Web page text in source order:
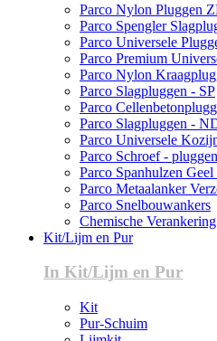
Parco Nylon Pluggen
Parco Spengler
Parco Universele
Parco Premium
Parco Nylon
Parco Slagpluggen - SP
Parco
Parco Slagpluggen -
Parco Universele
Parco Schroef - pluggen
Parco Spanhulzen
Parco Metaalanker
Parco Snelbouwankers
Chemische Verankering
Kit/Lijm en Pur
In Kit/Lijm en Pur
Kit
Pur-Schuim